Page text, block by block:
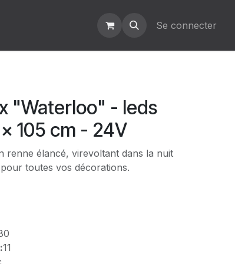
Se connecter
"Waterloo" - leds
105 cm - 24V
renne élancé, virevoltant dans la nuit
toutes vos décorations.
11